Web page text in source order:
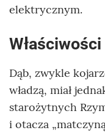
elektrycznym.
Dąb, zwykle
władzą, miał
starożytnych
i otacza